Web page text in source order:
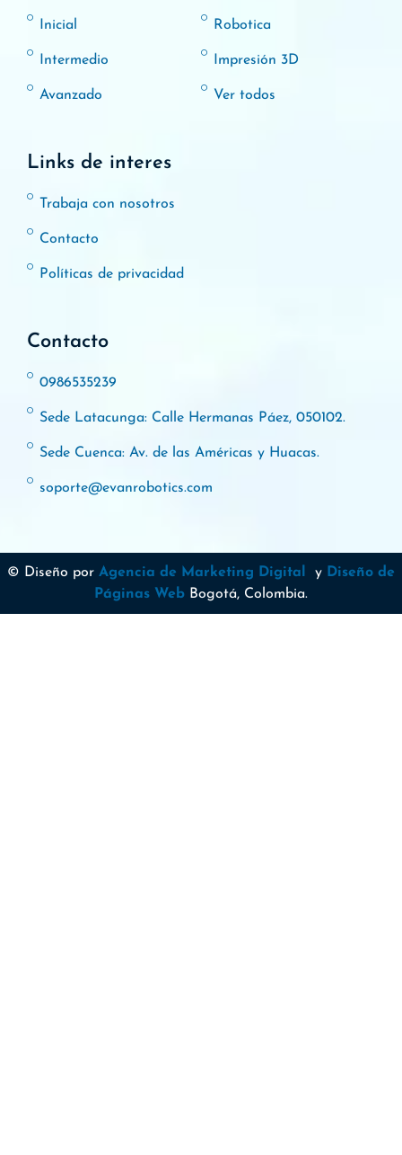
Inicial
Intermedio
Avanzado
Robotica
Impresión 3D
Ver todos
Links de interes
Trabaja con nosotros
Contacto
Políticas de privacidad
Contacto
0986535239
Sede Latacunga: Calle Hermanas Páez, 050102.
Sede Cuenca: Av. de las Américas y Huacas.
soporte@evanrobotics.com
© Diseño por Agencia de Marketing Digital y Diseño de
Páginas Web Bogotá, Colombia.